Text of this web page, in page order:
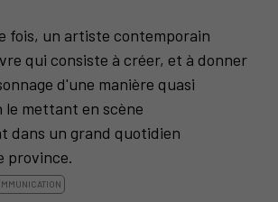
fois, un artiste contemporain
qui consiste à créer, et à donner
d'une manière quasi
le mettant en scène
dans un grand quotidien
province.